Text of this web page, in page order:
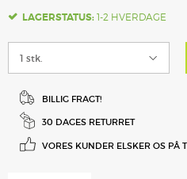
LAGERSTATUS: 1-2 HVERDAGE
BILLIG FRAGT!
30 DAGES RETURRET
VORES KUNDER ELSKER OS PÅ